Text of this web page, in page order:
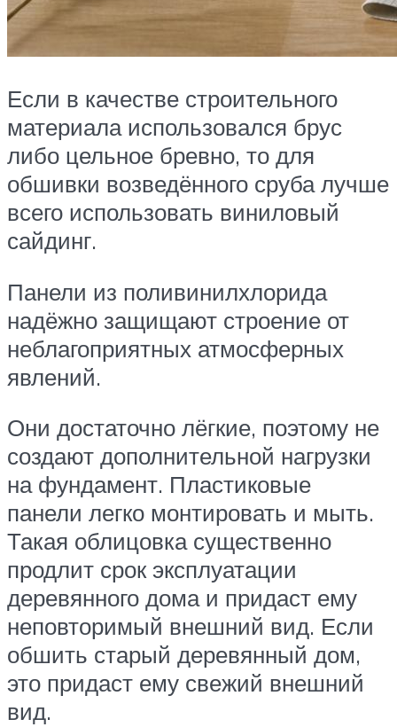
Если в качестве строительного
материала использовался брус
либо цельное бревно, то для
обшивки возведённого сруба лучше
всего использовать виниловый
сайдинг.
Панели из поливинилхлорида
надёжно защищают строение от
неблагоприятных атмосферных
явлений.
Они достаточно лёгкие, поэтому не
создают дополнительной нагрузки
на фундамент. Пластиковые
панели легко монтировать и мыть.
Такая облицовка существенно
продлит срок эксплуатации
деревянного дома и придаст ему
неповторимый внешний вид. Если
обшить старый деревянный дом,
это придаст ему свежий внешний
вид.